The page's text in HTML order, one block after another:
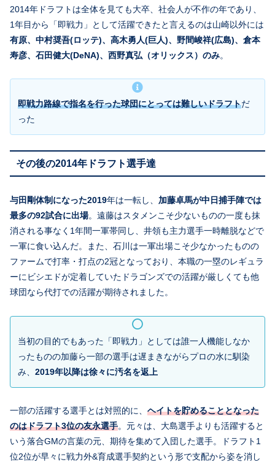
2014年ドラフトは全体を見ても大卒、社会人が不作の年であり、
1年目から「即戦力」として活躍できたと言えるのは山崎以外には
有原、中村奨吾(ロッテ)、高木勇人(巨人)、野間峻祥(広島)、倉本
寿彦、石田健大(DeNA)、西野真弘（オリックス）のみ。
即戦力路線で指名を行った球団にとっては難しいドラフトだ
った
その後の2014年ドラフト選手達
与田剛体制になった2019年は一転し、 加藤卓馬が中日捕手陣では
最多の92試合に出場。遠藤はスタメンこそ少ないものの一度も抹
消される事なく1年間一軍帯同し、井領も主力選手一時離脱などで
一軍に食い込んだ。また、石川は一軍出場こそ少なかったものの
ファームで打率・打点の2冠となっており、本職の一塁のレギュラ
ーにビシエドが定着していたドラゴンズでの活躍が厳しくても他
球団なら代打での活躍が期待されました。
当初の目的でもあった「即戦力」としては誰一人機能しなか
ったものの加藤ら一部の選手は遅まきながらプロの水に馴染
み、 2019年以降は徐々に汚名を返上
一部の活躍する選手とは対照的に、 ヘイトを貯めることとなった
のはドラフト3位の友永選手。元々は、大島選手よりも活躍すると
いう落合GMの言葉の元、期待を集めて入団した選手。ドラフト1
位2位が早々に戦力外&育成選手契約という形で支配から姿を消し